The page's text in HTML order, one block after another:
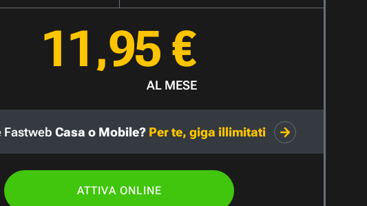
11,95 €
AL MESE
Fastweb Casa o Mobile? Per te, giga illimitati
ATTIVA ONLINE